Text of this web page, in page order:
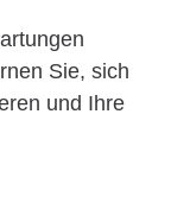
Sie, sich
und Ihre